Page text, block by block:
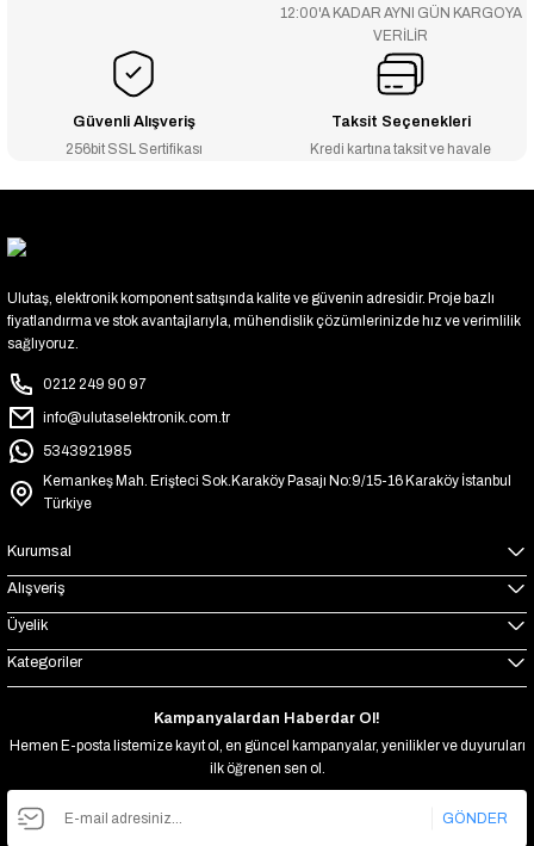
12:00'A KADAR AYNI GÜN KARGOYA
VERİLİR
Güvenli Alışveriş
256bit SSL Sertifikası
Taksit Seçenekleri
Kredi kartına taksit ve havale
Ulutaş, elektronik komponent satışında kalite ve güvenin adresidir. Proje bazlı
fiyatlandırma ve stok avantajlarıyla, mühendislik çözümlerinizde hız ve verimlilik
sağlıyoruz.
0212 249 90 97
info@ulutaselektronik.com.tr
5343921985
Kemankeş Mah. Erişteci Sok.Karaköy Pasajı No:9/15-16 Karaköy İstanbul
Türkiye
Kurumsal
Alışveriş
Üyelik
Kategoriler
Kampanyalardan Haberdar Ol!
Hemen E-posta listemize kayıt ol, en güncel kampanyalar, yenilikler ve duyuruları
ilk öğrenen sen ol.
GÖNDER